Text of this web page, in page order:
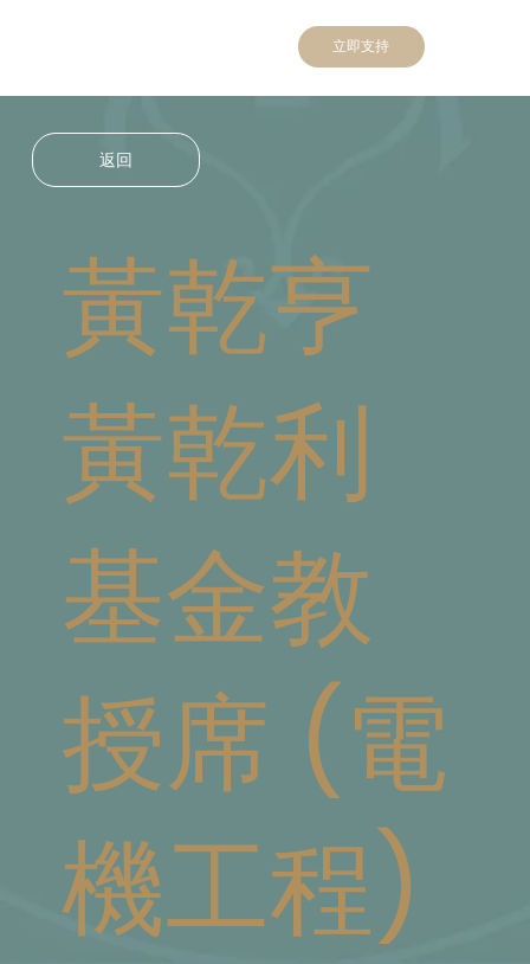
立即支持
黃乾亨
黃乾利
基金教
授席 (電
機工程)
返回